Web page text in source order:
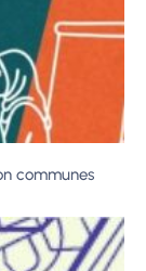
communes